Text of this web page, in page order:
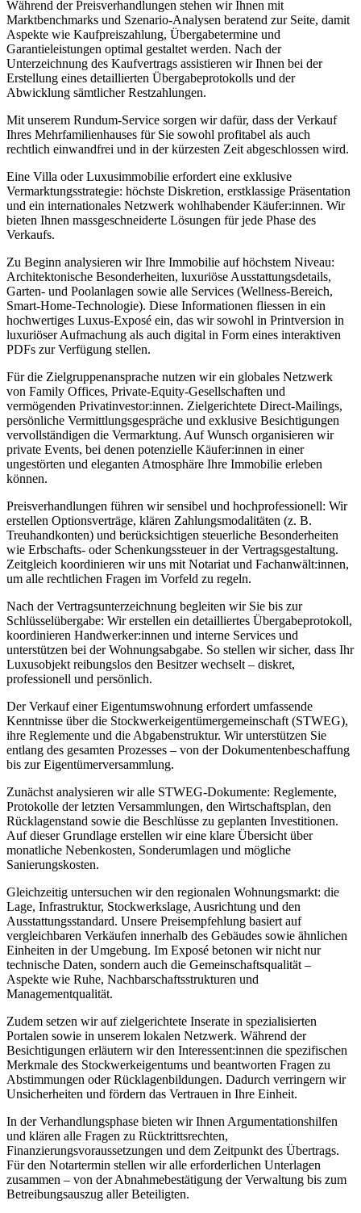
Während der Preisverhandlungen stehen wir Ihnen mit
Marktbenchmarks und Szenario-Analysen beratend zur Seite, damit
Aspekte wie Kaufpreiszahlung, Übergabetermine und
Garantieleistungen optimal gestaltet werden. Nach der
Unterzeichnung des Kaufvertrags assistieren wir Ihnen bei der
Erstellung eines detaillierten Übergabeprotokolls und der
Abwicklung sämtlicher Restzahlungen.
Mit unserem Rundum-Service sorgen wir dafür, dass der Verkauf
Ihres Mehrfamilienhauses für Sie sowohl profitabel als auch
rechtlich einwandfrei und in der kürzesten Zeit abgeschlossen wird.
Eine Villa oder Luxusimmobilie erfordert eine exklusive
Vermarktungsstrategie: höchste Diskretion, erstklassige Präsentation
und ein internationales Netzwerk wohlhabender Käufer:innen. Wir
bieten Ihnen massgeschneiderte Lösungen für jede Phase des
Verkaufs.
Zu Beginn analysieren wir Ihre Immobilie auf höchstem Niveau:
Architektonische Besonderheiten, luxuriöse Ausstattungsdetails,
Garten- und Poolanlagen sowie alle Services (Wellness-Bereich,
Smart-Home-Technologie). Diese Informationen fliessen in ein
hochwertiges Luxus-Exposé ein, das wir sowohl in Printversion in
luxuriöser Aufmachung als auch digital in Form eines interaktiven
PDFs zur Verfügung stellen.
Für die Zielgruppenansprache nutzen wir ein globales Netzwerk
von Family Offices, Private-Equity-Gesellschaften und
vermögenden Privatinvestor:innen. Zielgerichtete Direct-Mailings,
persönliche Vermittlungsgespräche und exklusive Besichtigungen
vervollständigen die Vermarktung. Auf Wunsch organisieren wir
private Events, bei denen potenzielle Käufer:innen in einer
ungestörten und eleganten Atmosphäre Ihre Immobilie erleben
können.
Preisverhandlungen führen wir sensibel und hochprofessionell: Wir
erstellen Optionsverträge, klären Zahlungsmodalitäten (z. B.
Treuhandkonten) und berücksichtigen steuerliche Besonderheiten
wie Erbschafts- oder Schenkungssteuer in der Vertragsgestaltung.
Zeitgleich koordinieren wir uns mit Notariat und Fachanwält:innen,
um alle rechtlichen Fragen im Vorfeld zu regeln.
Nach der Vertragsunterzeichnung begleiten wir Sie bis zur
Schlüsselübergabe: Wir erstellen ein detailliertes Übergabeprotokoll,
koordinieren Handwerker:innen und interne Services und
unterstützen bei der Wohnungsabgabe. So stellen wir sicher, dass Ihr
Luxusobjekt reibungslos den Besitzer wechselt – diskret,
professionell und persönlich.
Der Verkauf einer Eigentumswohnung erfordert umfassende
Kenntnisse über die Stockwerkeigentümergemeinschaft (STWEG),
ihre Reglemente und die Abgabenstruktur. Wir unterstützen Sie
entlang des gesamten Prozesses – von der Dokumentenbeschaffung
bis zur Eigentümerversammlung.
Zunächst analysieren wir alle STWEG-Dokumente: Reglemente,
Protokolle der letzten Versammlungen, den Wirtschaftsplan, den
Rücklagenstand sowie die Beschlüsse zu geplanten Investitionen.
Auf dieser Grundlage erstellen wir eine klare Übersicht über
monatliche Nebenkosten, Sonderumlagen und mögliche
Sanierungskosten.
Gleichzeitig untersuchen wir den regionalen Wohnungsmarkt: die
Lage, Infrastruktur, Stockwerkslage, Ausrichtung und den
Ausstattungsstandard. Unsere Preisempfehlung basiert auf
vergleichbaren Verkäufen innerhalb des Gebäudes sowie ähnlichen
Einheiten in der Umgebung. Im Exposé betonen wir nicht nur
technische Daten, sondern auch die Gemeinschaftsqualität –
Aspekte wie Ruhe, Nachbarschaftsstrukturen und
Managementqualität.
Zudem setzen wir auf zielgerichtete Inserate in spezialisierten
Portalen sowie in unserem lokalen Netzwerk. Während der
Besichtigungen erläutern wir den Interessent:innen die spezifischen
Merkmale des Stockwerkeigentums und beantworten Fragen zu
Abstimmungen oder Rücklagenbildungen. Dadurch verringern wir
Unsicherheiten und fördern das Vertrauen in Ihre Einheit.
In der Verhandlungsphase bieten wir Ihnen Argumentationshilfen
und klären alle Fragen zu Rücktrittsrechten,
Finanzierungsvoraussetzungen und dem Zeitpunkt des Übertrags.
Für den Notartermin stellen wir alle erforderlichen Unterlagen
zusammen – von der Abnahmebestätigung der Verwaltung bis zum
Betreibungsauszug aller Beteiligten.